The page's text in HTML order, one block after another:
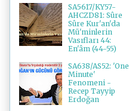
SA5617/KY57-
AHCZD81: Sûre
Sûre Kur'an'da
Mü'minlerin
Vasıfları 44:
En'âm (44-55)
SA638/AS52: 'One
Minute'
Fenomeni -
Recep Tayyip
Erdoğan